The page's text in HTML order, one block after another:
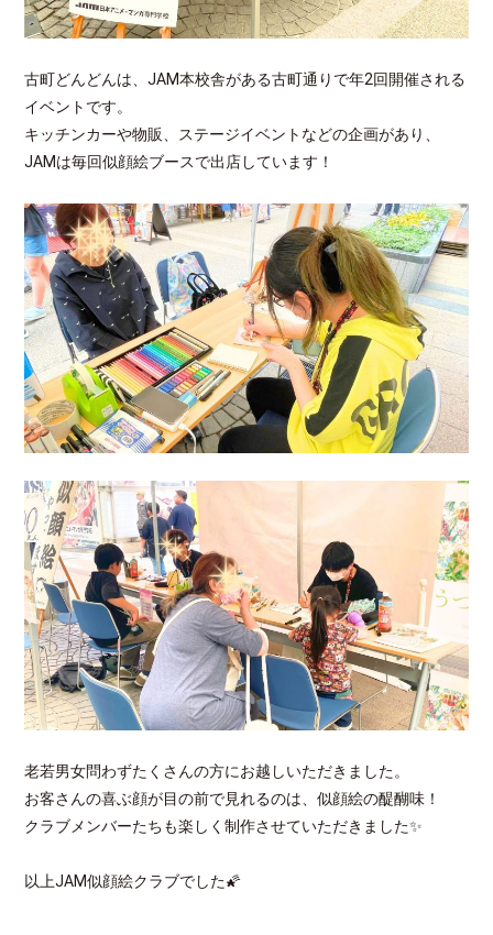
古町どんどんは、JAM本校舎がある古町通りで年2回開催される
イベントです。
キッチンカーや物販、ステージイベントなどの企画があり、
JAMは毎回似顔絵ブースで出店しています！
老若男女問わずたくさんの方にお越しいただきました。
お客さんの喜ぶ顔が目の前で見れるのは、似顔絵の醍醐味！
クラブメンバーたちも楽しく制作させていただきました✨
以上JAM似顔絵クラブでした🌠